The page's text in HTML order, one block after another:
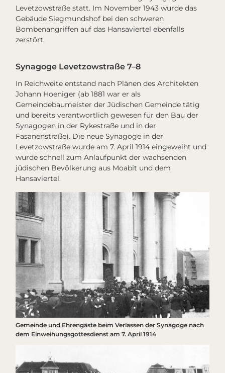
Levetzowstraße statt. Im November 1943 wurde das
Gebäude Siegmundshof bei den schweren
Bombenangriffen auf das Hansaviertel ebenfalls
zerstört.
Synagoge Levetzowstraße 7–8
In Reichweite entstand nach Plänen des Architekten
Johann Hoeniger (ab 1881 war er als
Gemeindebaumeister der Jüdischen Gemeinde tätig
und bereits verantwortlich gewesen für den Bau der
Synagogen in der Rykestraße und in der
Fasanenstraße). Die neue Synagoge in der
Levetzowstraße wurde am 7. April 1914 eingeweiht und
wurde schnell zum Anlaufpunkt der wachsenden
jüdischen Bevölkerung aus Moabit und dem
Hansaviertel.
Gemeinde und Ehrengäste beim Verlassen der Synagoge nach
dem Einweihungsgottesdienst am 7. April 1914